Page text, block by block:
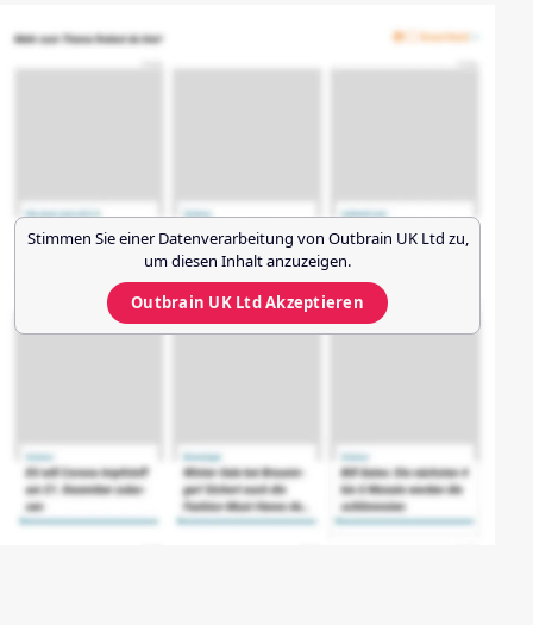
Stimmen Sie einer Datenverarbeitung von Outbrain UK Ltd zu,
um diesen Inhalt anzuzeigen.
Outbrain UK LtdAkzeptieren